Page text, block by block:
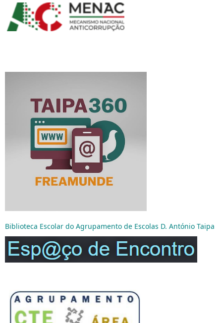
Biblioteca Escolar do Agrupamento de Escolas D. António Taipa